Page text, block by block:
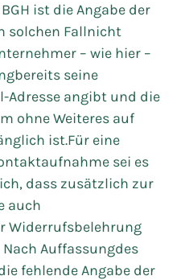
ist die Angabe der
solchen Fallnicht
– wie hier –
seine
Adresse angibt und die
ohne Weiteres auf
ist.Für eine
sei es
dass zusätzlich zur
auch
Widerrufsbelehrung
Auffassungdes
fehlende Angabe der